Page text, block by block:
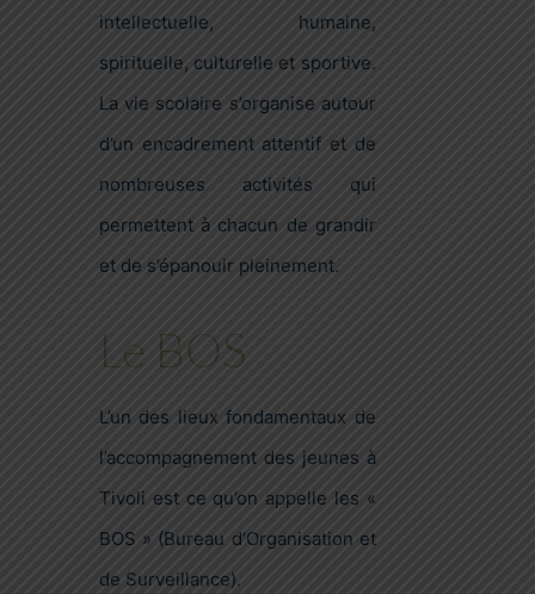
intellectuelle, humaine,
spirituelle, culturelle et sportive.
La vie scolaire s’organise autour
d’un encadrement attentif et de
nombreuses activités qui
permettent à chacun de grandir
et de s’épanouir pleinement.
Le BOS
L’un des lieux fondamentaux de
l’accompagnement des jeunes à
Tivoli est ce qu’on appelle les «
BOS » (Bureau d’Organisation et
de Surveillance).